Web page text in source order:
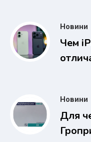
Новини
Чем
Новини
Для